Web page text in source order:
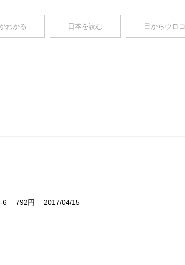
わかる 日本を読む 目からウロ
6 792円 2017/04/15